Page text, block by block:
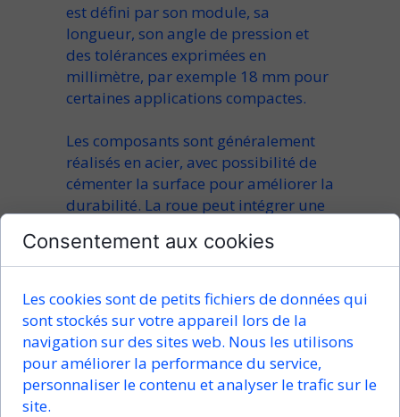
est défini par son module, sa
longueur, son angle de pression et
des tolérances exprimées en
millimètre, par exemple 18 mm pour
certaines applications compactes.
Les composants sont généralement
réalisés en acier, avec possibilité de
cémenter la surface pour améliorer la
durabilité. La roue peut intégrer une
arbreavecpalier,roulementou
selon le type d’entraînementet la
charge
axial attendue.
Performances, réduction et
rendement
Consentement aux cookies
Les cookies sont de petits fichiers de données qui
sont stockés sur votre appareil lors de la
navigation sur des sites web. Nous les utilisons
pour améliorer la performance du service,
personnaliser le contenu et analyser le trafic sur le
site.